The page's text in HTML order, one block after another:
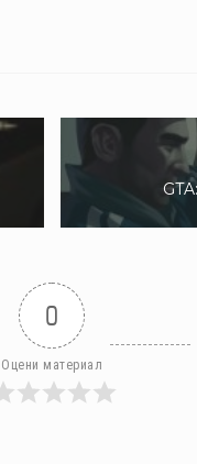
0
Оцени материал